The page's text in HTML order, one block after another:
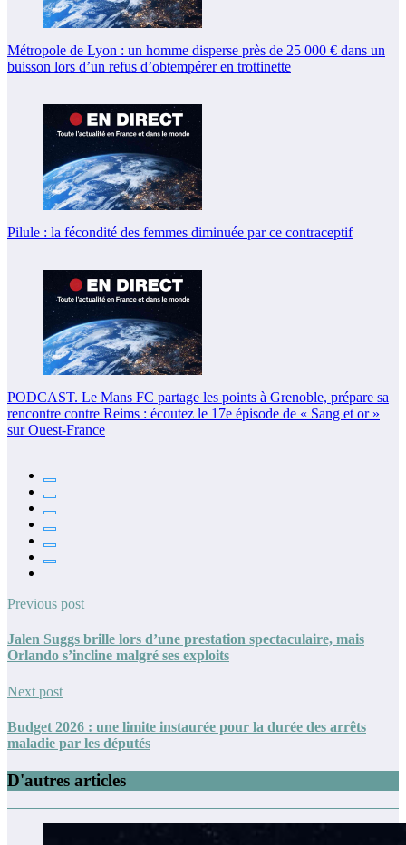
Métropole de Lyon : un homme disperse près de 25 000 € dans un
buisson lors d’un refus d’obtempérer en trottinette
Pilule : la fécondité des femmes diminuée par ce contraceptif
PODCAST. Le Mans FC partage les points à Grenoble, prépare sa
rencontre contre Reims : écoutez le 17e épisode de « Sang et or »
sur Ouest-France
Previous post
Jalen Suggs brille lors d’une prestation spectaculaire, mais
Orlando s’incline malgré ses exploits
Next post
Budget 2026 : une limite instaurée pour la durée des arrêts
maladie par les députés
D'autres articles